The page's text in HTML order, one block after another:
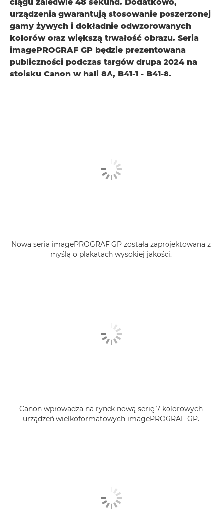
ciągu zaledwie 48 sekund. Dodatkowo,
urządzenia gwarantują stosowanie poszerzonej
gamy żywych i dokładnie odwzorowanych
kolorów oraz większą trwałość obrazu. Seria
imagePROGRAF GP będzie prezentowana
publiczności podczas targów drupa 2024 na
stoisku Canon w hali 8A, B41-1 - B41-8.
Nowa seria imagePROGRAF GP została zaprojektowana z
myślą o plakatach wysokiej jakości.
Canon wprowadza na rynek nową serię 7 kolorowych
urządzeń wielkoformatowych imagePROGRAF GP.